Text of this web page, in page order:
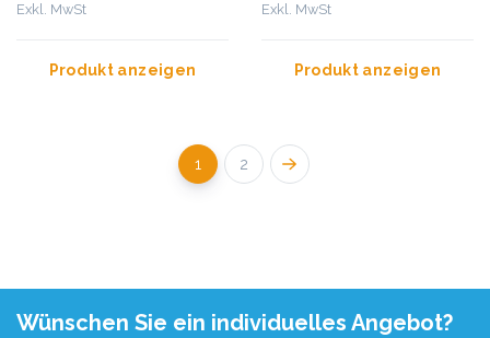
Exkl. MwSt
Produkt anzeigen
Exkl. MwSt
Produkt anzeigen
1 2
Wünschen Sie ein individuelles Angebot?